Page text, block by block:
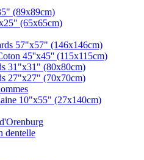
(89x89cm)
(65x65cm)
57"x57" (146x146cm)
45''x45'' (115x115cm)
31"x31" (80x80cm)
27"x27" (70x70cm)
10"x55" (27x140cm)
dentelle